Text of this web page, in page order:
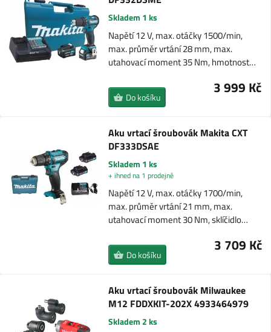
Skladem 1 ks
Napětí 12 V, max. otáčky 1500/min,
max. průměr vrtání 28 mm, max.
utahovací moment 35 Nm, hmotnost…
3 999 Kč
Do košíku
Aku vrtací šroubovák Makita CXT
DF333DSAE
Skladem 1 ks
+ ihned na 1 prodejně
Napětí 12 V, max. otáčky 1700/min,
max. průměr vrtání 21 mm, max.
utahovací moment 30 Nm, sklíčidlo…
3 709 Kč
Do košíku
Aku vrtací šroubovák Milwaukee
M12 FDDXKIT-202X 4933464979
Skladem 2 ks